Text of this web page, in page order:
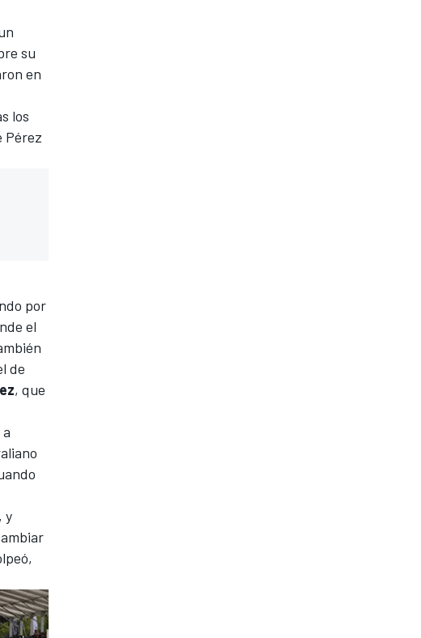
su
en
los
Pérez
por
el
de
, que
y